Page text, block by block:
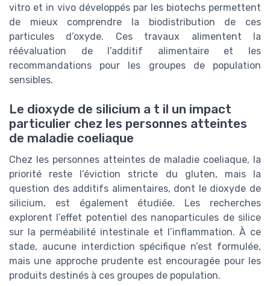
vitro et in vivo développés par les biotechs permettent
de mieux comprendre la biodistribution de ces
particules d’oxyde. Ces travaux alimentent la
réévaluation de l’additif alimentaire et les
recommandations pour les groupes de population
sensibles.
Le dioxyde de silicium a t il un impact
particulier chez les personnes atteintes
de maladie coeliaque
Chez les personnes atteintes de maladie coeliaque, la
priorité reste l’éviction stricte du gluten, mais la
question des additifs alimentaires, dont le dioxyde de
silicium, est également étudiée. Les recherches
explorent l’effet potentiel des nanoparticules de silice
sur la perméabilité intestinale et l’inflammation. À ce
stade, aucune interdiction spécifique n’est formulée,
mais une approche prudente est encouragée pour les
produits destinés à ces groupes de population.